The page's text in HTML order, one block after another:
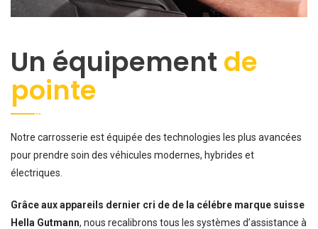
Un équipement de
pointe
Notre carrosserie est équipée des technologies les plus avancées
pour prendre soin des véhicules modernes, hybrides et
électriques.
Grâce aux appareils dernier cri de de la célébre marque suisse
Hella Gutmann, nous recalibrons tous les systèmes d’assistance à